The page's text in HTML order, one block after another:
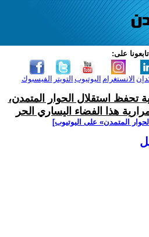
تابعونا على:
الفيسبوك التويتر اليوتيوب الانستغرام
تحفظ استقلال الحوار المتمدن،
هذا الفضاء اليساري الحر
المتمدن» على اليوتيوب]